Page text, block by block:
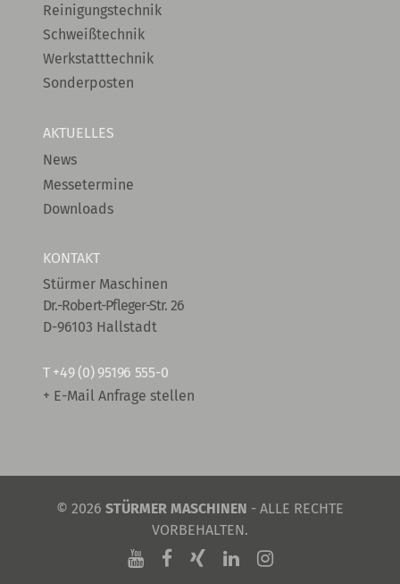
Reinigungstechnik
Schweißtechnik
Werkstatttechnik
Sonderposten
AKTUELLES
News
Messetermine
Downloads
KONTAKT
Stürmer Maschinen
Dr.-Robert-Pfleger-Str. 26
D-96103 Hallstadt
T +49 (0) 95196 555-0
+ E-Mail Anfrage stellen
© 2026 STÜRMER MASCHINEN - ALLE RECHTE
VORBEHALTEN.